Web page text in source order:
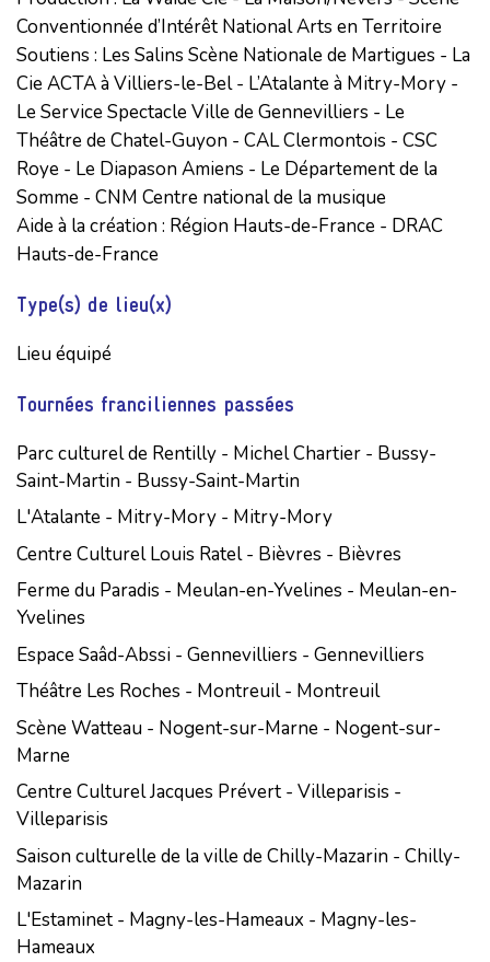
Conventionnée d’Intérêt National Arts en Territoire
Soutiens : Les Salins Scène Nationale de Martigues - La
Cie ACTA à Villiers-le-Bel - L’Atalante à Mitry-Mory -
Le Service Spectacle Ville de Gennevilliers - Le
Théâtre de Chatel-Guyon - CAL Clermontois - CSC
Roye - Le Diapason Amiens - Le Département de la
Somme - CNM Centre national de la musique
Aide à la création : Région Hauts-de-France - DRAC
Hauts-de-France
Type(s) de lieu(x)
Lieu équipé
Tournées franciliennes passées
Parc culturel de Rentilly - Michel Chartier - Bussy-
Saint-Martin - Bussy-Saint-Martin
L'Atalante - Mitry-Mory - Mitry-Mory
Centre Culturel Louis Ratel - Bièvres - Bièvres
Ferme du Paradis - Meulan-en-Yvelines - Meulan-en-
Yvelines
Espace Saâd-Abssi - Gennevilliers - Gennevilliers
Théâtre Les Roches - Montreuil - Montreuil
Scène Watteau - Nogent-sur-Marne - Nogent-sur-
Marne
Centre Culturel Jacques Prévert - Villeparisis -
Villeparisis
Saison culturelle de la ville de Chilly-Mazarin - Chilly-
Mazarin
L'Estaminet - Magny-les-Hameaux - Magny-les-
Hameaux